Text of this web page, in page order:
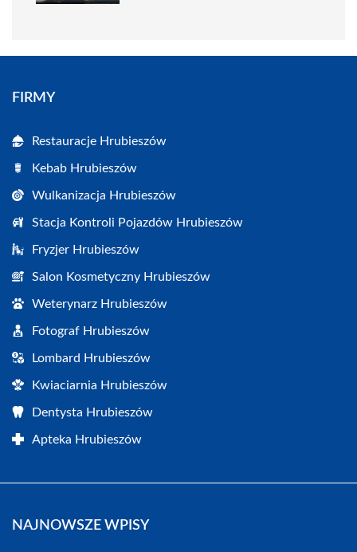
FIRMY
Restauracje Hrubieszów
Kebab Hrubieszów
Wulkanizacja Hrubieszów
Stacja Kontroli Pojazdów Hrubieszów
Fryzjer Hrubieszów
Salon Kosmetyczny Hrubieszów
Weterynarz Hrubieszów
Fotograf Hrubieszów
Lombard Hrubieszów
Kwiaciarnia Hrubieszów
Dentysta Hrubieszów
Apteka Hrubieszów
NAJNOWSZE WPISY